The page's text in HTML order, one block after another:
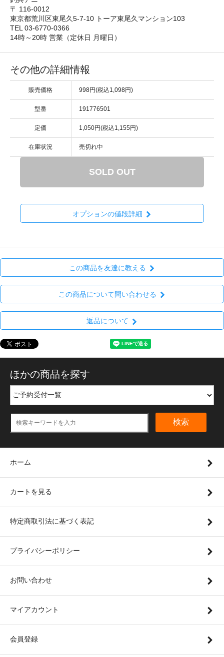
〒 116-0012
東京都荒川区東尾久5-7-10 トーア東尾久マンション103
TEL 03-6770-0366
14時～20時 営業（定休日 月曜日）
その他の詳細情報
販売価格 998円(税込1,098円)
型番 191776501
定価 1,050円(税込1,155円)
在庫状況 売切れ中
SOLD OUT
オプションの値段詳細
この商品を友達に教える
この商品について問い合わせる
返品について
ほかの商品を探す
検索
ホーム
カートを見る
特定商取引法に基づく表記
プライバシーポリシー
お問い合わせ
マイアカウント
会員登録